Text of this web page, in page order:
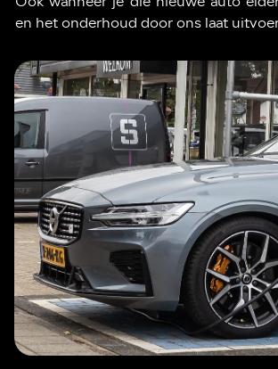
en het onderhoud door ons laat